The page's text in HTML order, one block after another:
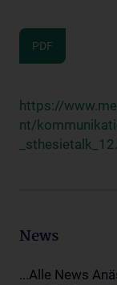
PDF
https://
nt/
News
...Alle News